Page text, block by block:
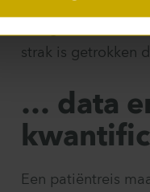
optimaliseren,
strak is getrokken
… data
Een patiëntreis